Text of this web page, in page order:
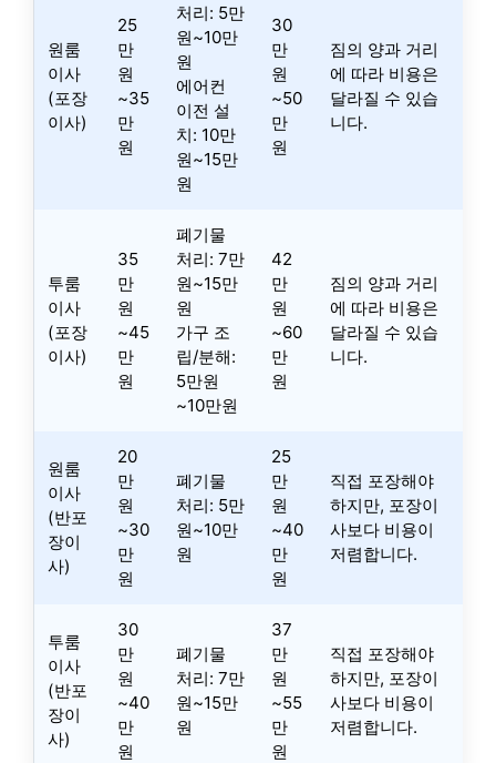
원룸
이사
(포장
이사)
25
만
원
~35
만
원
처리: 5만
원~10만
원
에어컨
이전 설
치: 10만
원~15만
원
30
만
원
~50
만
원
짐의 양과 거리
에 따라 비용은
달라질 수 있습
니다.
투룸
이사
(포장
이사)
35
만
원
~45
만
원
폐기물
처리: 7만
원~15만
원
가구 조
립/분해:
5만원
~10만원
42
만
원
~60
만
원
짐의 양과 거리
에 따라 비용은
달라질 수 있습
니다.
원룸
이사
(반포
장이
사)
20
만
원
~30
만
원
폐기물
처리: 5만
원~10만
원
25
만
원
~40
만
원
직접 포장해야
하지만, 포장이
사보다 비용이
저렴합니다.
투룸
이사
(반포
장이
사)
30
만
원
~40
만
원
폐기물
처리: 7만
원~15만
원
37
만
원
~55
만
원
직접 포장해야
하지만, 포장이
사보다 비용이
저렴합니다.